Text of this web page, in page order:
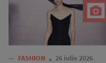
— FASHION 26 iulie 2026